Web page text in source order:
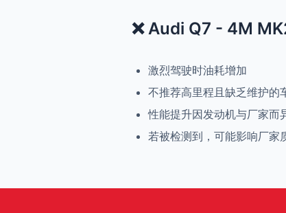
❌ Audi Q7 - 4M
激烈驾驶时油耗增加
不推荐高里程且缺乏维护的
性能提升因发动机与厂家而
若被检测到，可能影响厂家